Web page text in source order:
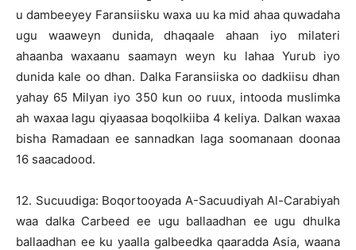
u dambeeyey Faransiisku waxa uu ka mid ahaa quwadaha
ugu waaweyn dunida, dhaqaale ahaan iyo milateri
ahaanba waxaanu saamayn weyn ku lahaa Yurub iyo
dunida kale oo dhan. Dalka Faransiiska oo dadkiisu dhan
yahay 65 Milyan iyo 350 kun oo ruux, intooda muslimka
ah waxaa lagu qiyaasaa boqolkiiba 4 keliya. Dalkan waxaa
bisha Ramadaan ee sannadkan laga soomanaan doonaa
16 saacadood.
12. Sucuudiga: Boqortooyada A-Sacuudiyah Al-Carabiyah
waa dalka Carbeed ee ugu ballaadhan ee ugu dhulka
ballaadhan ee ku yaalla galbeedka qaaradda Asia, waana